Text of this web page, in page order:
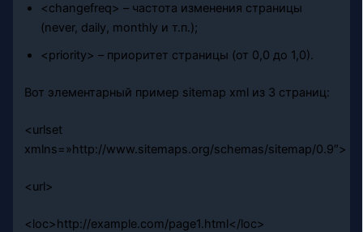
<changefreq> – частота изменения страницы
(never, daily, monthly и т.п.);
<priority> – приоритет страницы (от 0,0 до 1,0).
Вот элементарный пример sitemap xml из 3 страниц:
<urlset
xmlns=»http://www.sitemaps.org/schemas/sitemap/0.9″>
<url>
<loc>http://example.com/page1.html</loc>